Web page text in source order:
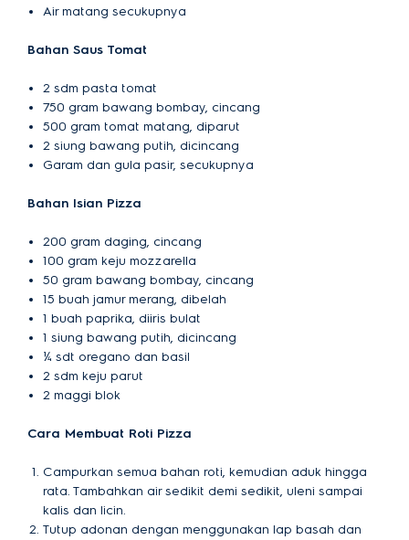
Air matang secukupnya
Bahan Saus Tomat
2 sdm pasta tomat
750 gram bawang bombay, cincang
500 gram tomat matang, diparut
2 siung bawang putih, dicincang
Garam dan gula pasir, secukupnya
Bahan Isian Pizza
200 gram daging, cincang
100 gram keju mozzarella
50 gram bawang bombay, cincang
15 buah jamur merang, dibelah
1 buah paprika, diiris bulat
1 siung bawang putih, dicincang
¼ sdt oregano dan basil
2 sdm keju parut
2 maggi blok
Cara Membuat Roti Pizza
Campurkan semua bahan roti, kemudian aduk hingga
rata. Tambahkan air sedikit demi sedikit, uleni sampai
kalis dan licin.
Tutup adonan dengan menggunakan lap basah dan